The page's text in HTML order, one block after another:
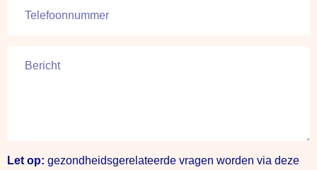
Let op: gezondheidsgerelateerde vragen worden via deze